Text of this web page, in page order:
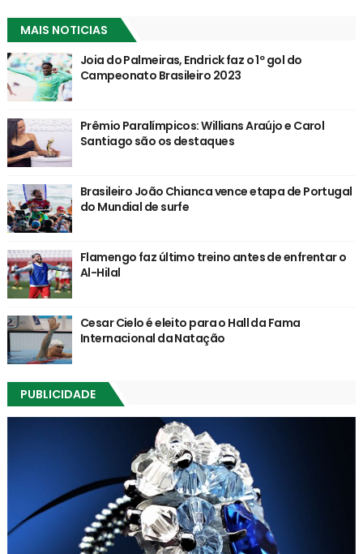
MAIS NOTICIAS
Joia do Palmeiras, Endrick faz o 1º gol do
Campeonato Brasileiro 2023
Prêmio Paralímpicos: Willians Araújo e Carol
Santiago são os destaques
Brasileiro João Chianca vence etapa de Portugal
do Mundial de surfe
Flamengo faz último treino antes de enfrentar o
Al-Hilal
Cesar Cielo é eleito para o Hall da Fama
Internacional da Natação
PUBLICIDADE